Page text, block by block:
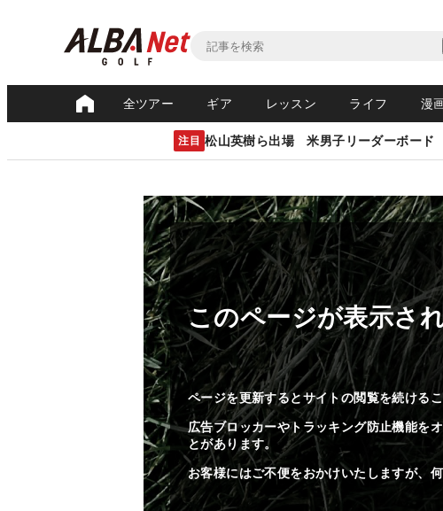
全ツアー ギア レッスン ライフ 漫
注目 松山英樹ら出場 米男子リーダーボード
このページが表示さ
ページを更新するとサイトの閲覧を続けるこ
広告ブロッカーやトラッキング防止機能を
とがあります。
お客様にはご不便をおかけいたしますが、